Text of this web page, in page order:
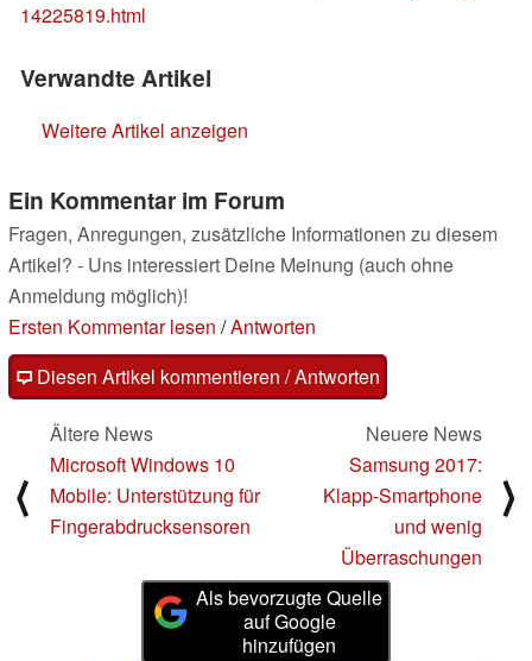
14225819.html
Verwandte Artikel
Weitere Artikel anzeigen
Ein Kommentar im Forum
Fragen, Anregungen, zusätzliche Informationen zu diesem
Artikel? - Uns interessiert Deine Meinung (auch ohne
Anmeldung möglich)!
Ersten Kommentar lesen /Antworten
Diesen Artikel kommentieren / Antworten
⟨
Ältere News
Microsoft Windows 10
Mobile: Unterstützung für
Fingerabdrucksensoren
Neuere News
Samsung 2017:
Klapp-Smartphone
und wenig
Überraschungen
⟩
Als bevorzugte Quelle
auf Google
hinzufügen